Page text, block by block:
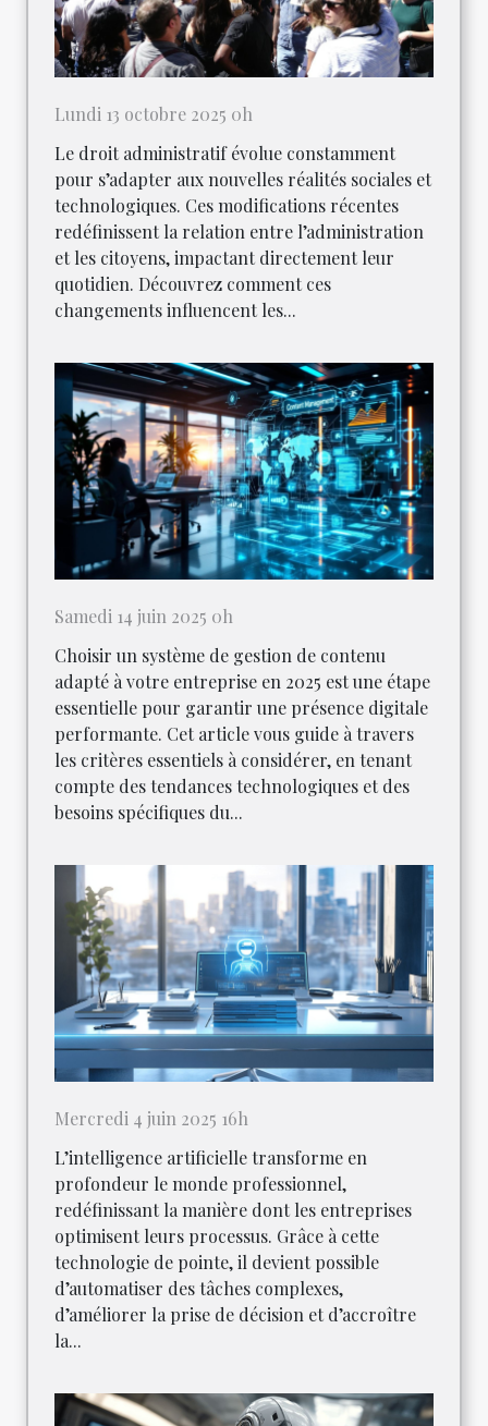
Lundi 13 octobre 2025 0h
Le droit administratif évolue constamment
pour s’adapter aux nouvelles réalités sociales et
technologiques. Ces modifications récentes
redéfinissent la relation entre l’administration
et les citoyens, impactant directement leur
quotidien. Découvrez comment ces
changements influencent les...
Samedi 14 juin 2025 0h
Choisir un système de gestion de contenu
adapté à votre entreprise en 2025 est une étape
essentielle pour garantir une présence digitale
performante. Cet article vous guide à travers
les critères essentiels à considérer, en tenant
compte des tendances technologiques et des
besoins spécifiques du...
Mercredi 4 juin 2025 16h
L’intelligence artificielle transforme en
profondeur le monde professionnel,
redéfinissant la manière dont les entreprises
optimisent leurs processus. Grâce à cette
technologie de pointe, il devient possible
d’automatiser des tâches complexes,
d’améliorer la prise de décision et d’accroître
la...